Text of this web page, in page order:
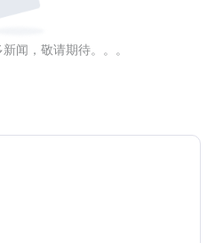
闻，敬请期待。。。